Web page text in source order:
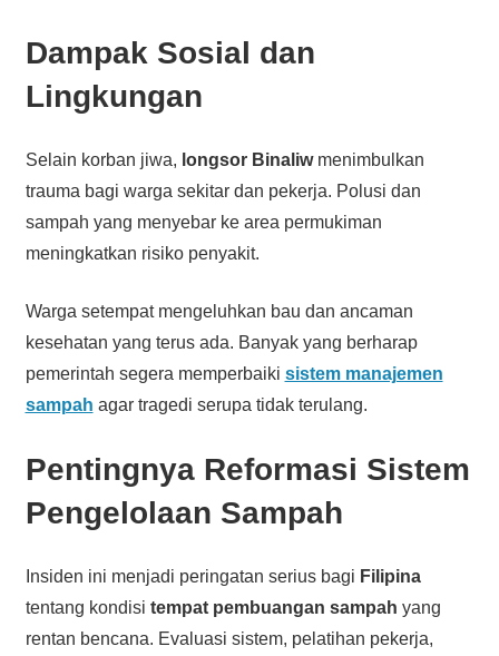
Dampak Sosial dan
Lingkungan
Selain korban jiwa, longsor Binaliwmenimbulkan
trauma bagi warga sekitar dan pekerja. Polusi dan
sampah yang menyebar ke area permukiman
meningkatkan risiko penyakit.
Warga setempat mengeluhkan bau dan ancaman
kesehatan yang terus ada. Banyak yang berharap
pemerintah segera memperbaiki sistem manajemen
sampah agar tragedi serupa tidak terulang.
Pentingnya Reformasi Sistem
Pengelolaan Sampah
Insiden ini menjadi peringatan serius bagi Filipina
tentang kondisi tempat pembuangan sampah yang
rentan bencana. Evaluasi sistem, pelatihan pekerja,